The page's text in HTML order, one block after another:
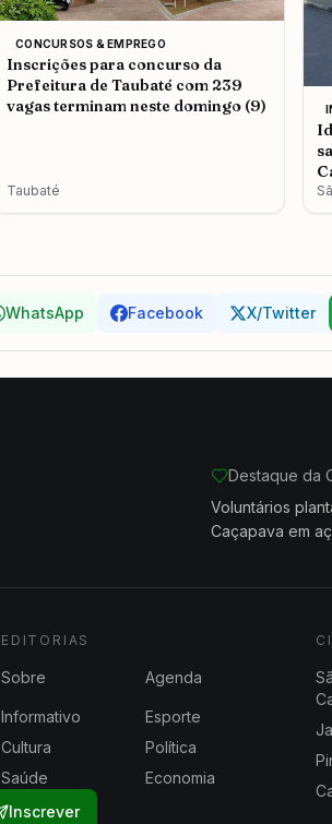
CONCURSOS & EMPREGO
Inscrições para concurso da
Prefeitura de Taubaté com 239
vagas terminam neste domingo (9)
Taubaté
WhatsApp Facebook X/Twitter
Destaque da
Voluntários
Caçapava em
Inscrever
EDITORIAS
Sobre Agenda
Informativo
Esporte
Cultura
Política
Saúde
Economia